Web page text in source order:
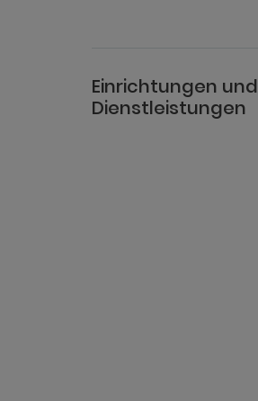
Einrichtungen und
Dienstleistungen